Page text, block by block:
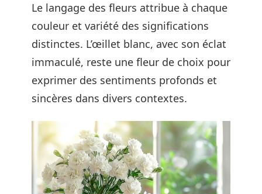
Le langage des fleurs attribue à chaque
couleur et variété des significations
distinctes. L’œillet blanc, avec son éclat
immaculé, reste une fleur de choix pour
exprimer des sentiments profonds et
sincères dans divers contextes.